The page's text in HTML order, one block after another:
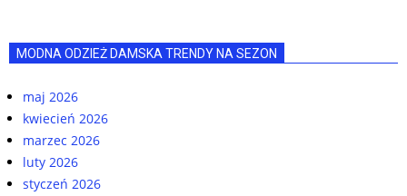
MODNA ODZIEŻ DAMSKA TRENDY NA SEZON
maj 2026
kwiecień 2026
marzec 2026
luty 2026
styczeń 2026